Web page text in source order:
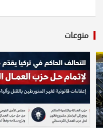
منوعات